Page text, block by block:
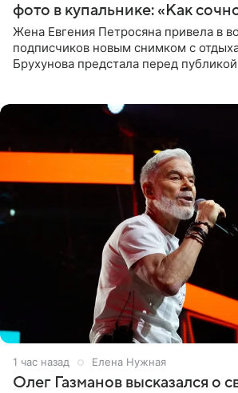
фото в купальнике: «Как
Жена Евгения Петросяна привела в
подписчиков новым снимком с
Брухунова предстала перед
1 час назад Елена Нужная
Олег Газманов высказался о